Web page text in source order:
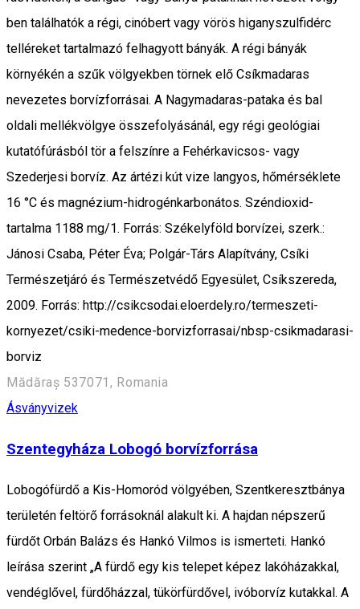
ben találhatók a régi, cinóbert vagy vörös higanyszulfidérc
telléreket tartalmazó felhagyott bányák. A régi bányák
környékén a szűk völgyekben törnek elő Csíkmadaras
nevezetes borvízforrásai. A Nagymadaras-pataka és bal
oldali mellékvölgye összefolyásánál, egy régi geológiai
kutatófúrásból tör a felszínre a Fehér­kavicsos- vagy
Szederjesi borvíz. Az ártézi kút vize langyos, hőmérséklete
16 °C és magnézium-hidrogénkarbonátos. Széndioxid-
tartalma 1188 mg/1. Forrás: Székelyföld borvízei, szerk.:
Jánosi Csaba, Péter Éva; Polgár-Társ Alapítvány, Csíki
Természetjáró és Természetvédő Egyesület, Csíkszereda,
2009. Forrás: http://csikcsodai.eloerdely.ro/termeszeti-
kornyezet/csiki-medence-borvizforrasai/nbsp-csikmadarasi-
borviz
Mădăraș 537071, Romania
Ásványvizek
Szentegyháza Lobogó borvízforrása
Lobogófürdő a Kis-Homoród völgyében, Szentkeresztbánya
területén feltörő forrásoknál alakult ki. A hajdan népszerű
fürdőt Orbán Balázs és Hankó Vilmos is ismerteti. Hankó
leírása szerint „A fürdő egy kis telepet képez lakóházakkal,
vendéglővel, fürdőházzal, tükörfürdővel, ivóborvíz kutakkal. A